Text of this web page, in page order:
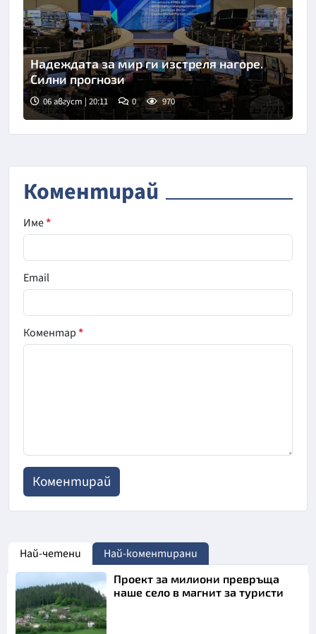
Надеждата за мир ги изстреля нагоре.
Силни прогнози
06 август | 20:11 0 970
Коментирай
Име*
Email
Коментар*
Най-четени Най-коментирани
Проект за милиони превръща
наше село в магнит за туристи